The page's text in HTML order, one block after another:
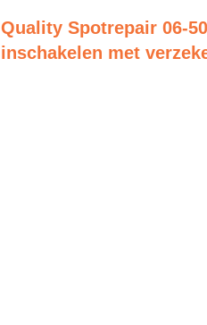
Quality Spotrepair 06-
inschakelen met